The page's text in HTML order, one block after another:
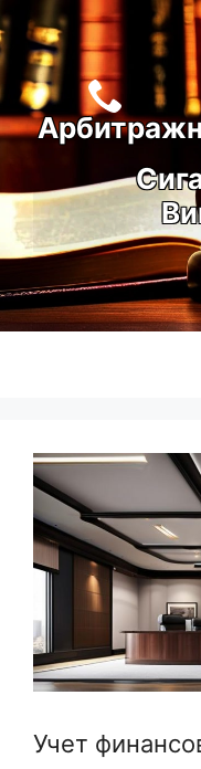
Перейти
к
содержимому
С
Учет